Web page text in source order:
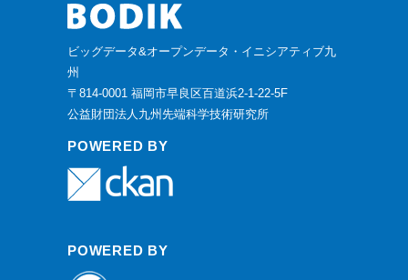
ビッグデータ&オープンデータ・イニシアティブ九
州
〒814-0001 福岡市早良区百道浜2-1-22-5F
公益財団法人九州先端科学技術研究所
POWERED BY
POWERED BY